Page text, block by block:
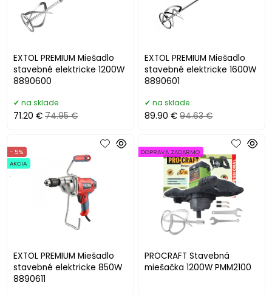
EXTOL PREMIUM Miešadlo
stavebné elektricke 1200W
8890600
na sklade
71.20 € 74.95 €
EXTOL PREMIUM Miešadlo
stavebné elektricke 1600W
8890601
na sklade
89.90 € 94.63 €
EXTOL PREMIUM Miešadlo
stavebné elektricke 850W
8890611
- 5%
AKCIA
.
PROCRAFT Stavebná
miešačka 1200W PMM2100
DOPRAVA ZADARMO